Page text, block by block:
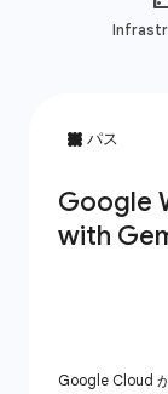
Google Cloud